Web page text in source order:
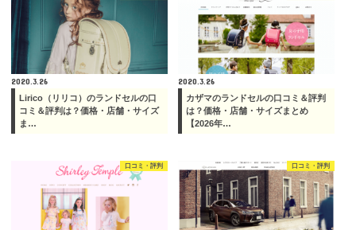
2020.3.26
Lirico（リリコ）のランドセルの口
コミ＆評判は？価格・店舗・サイズ
ま…
2020.3.26
カザマのランドセルの口コミ＆評判
は？価格・店舗・サイズまとめ
【2026年…
口コミ・評判 口コミ・評判